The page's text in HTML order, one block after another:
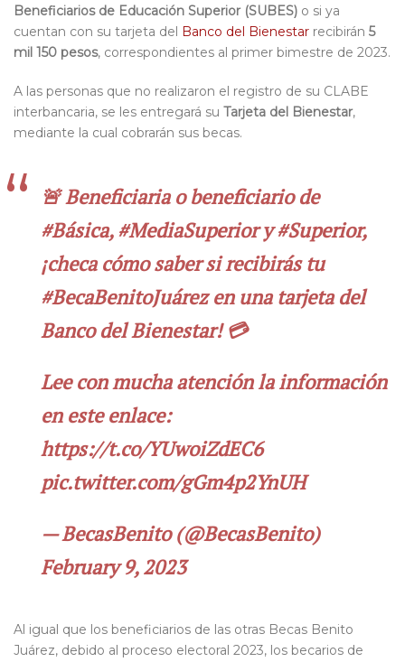
Beneficiarios de Educación Superior (SUBES) o si ya
cuentan con su tarjeta del
Banco del Bienestar recibirán 5
mil 150 pesos, correspondientes al primer bimestre de 2023.
A las personas que no realizaron el registro de su CLABE
interbancaria, se les entregará su Tarjeta del Bienestar,
mediante la cual cobrarán sus becas.
🚨 Beneficiaria o beneficiario de
#Básica,#MediaSuperiory#Superior,
¡checa cómo saber si recibirás tu
#BecaBenitoJuárezen una tarjeta del
Banco del Bienestar! 💳
Lee con mucha atención la información
en este enlace:
https://t.co/YUwoiZdEC6
pic.twitter.com/gGm4p2YnUH
— BecasBenito (@BecasBenito)
February 9, 2023
Al igual que los beneficiarios de las otras Becas Benito
Juárez, debido al proceso electoral 2023, los becarios de